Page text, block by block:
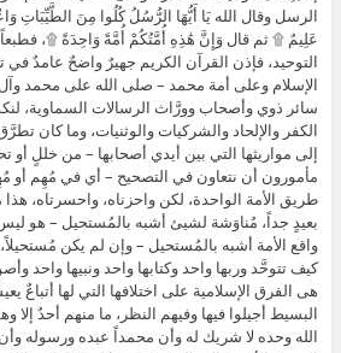
الرسل وقال الله يَا أَيُّهَا الرُّسُلُ كُلُوا مِنَ الطَّيِّبَاتِ
عَلِيمٌ ۩ ثم قال وَإِنَّ هَٰذِهِ أُمَّتُكُمْ أُمَّةً وَاحِدَةً ۩، فطبعاً
التوحيد، فإذن القرآن الكريم جهيرٌ واضحٌ عامدٌ
الإسلام وعلى أمة محمد – صلى الله على محمد
سائر ذوي وأصحاب وورَّاث الرسالات السماوية،
الكفر والإلحاد والشركيات والوثنيات، وما كان
إلى مواريثها التي بين أيدي أصحابها – من خللٍ أو
مأمورون أن نتعاون في التصحيح – أي في مُهِم أو
طريق الأمة الواحدة، لكن واحزناه، واحسرتاه،
بعيدٍ جداً، مُناوَشة لشيئ أشبه بالمُستحيل – هو
واقع الأمة أشبه بالمُستحيل – وإن لم يكن
كيف تتوحَّد وربها واحد وكتابها واحد ونبيها واحد
هى الفرق الإسلامية على اختلافها التي لها أتباعٌ
البسيط أجيلوا فيها وفيهم النظر، ما منهم أحدٌ إلا
الله وحده لا شريك له وأن محمداً عبده ورسوله